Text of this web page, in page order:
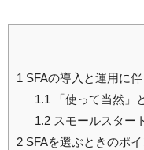
1 SFAの導入と運用に
1.1 「使って当然」
1.2スモールスター
2 SFAを選ぶときのポイ